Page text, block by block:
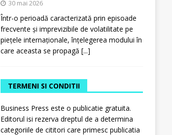
30 mai 2026
Într-o perioadă caracterizată prin episoade
frecvente și imprevizibile de volatilitate pe
piețele internaționale, înțelegerea modului în
care aceasta se propagă [...]
TERMENI SI CONDITII
Business Press este o publicatie gratuita.
Editorul isi rezerva dreptul de a determina
categoriile de cititori care primesc publicatia